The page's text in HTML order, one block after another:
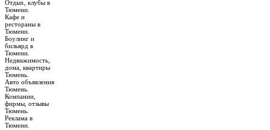
Отдых, клубы в
Тюмени.
Кафе и
рестораны в
Тюмени.
Боулинг и
бильярд в
Тюмени.
Недвижимость,
дома, квартиры
Тюмень.
Авто объявления
Тюмень.
Компании,
фирмы, отзывы
Тюмень.
Реклама в
Тюмени.